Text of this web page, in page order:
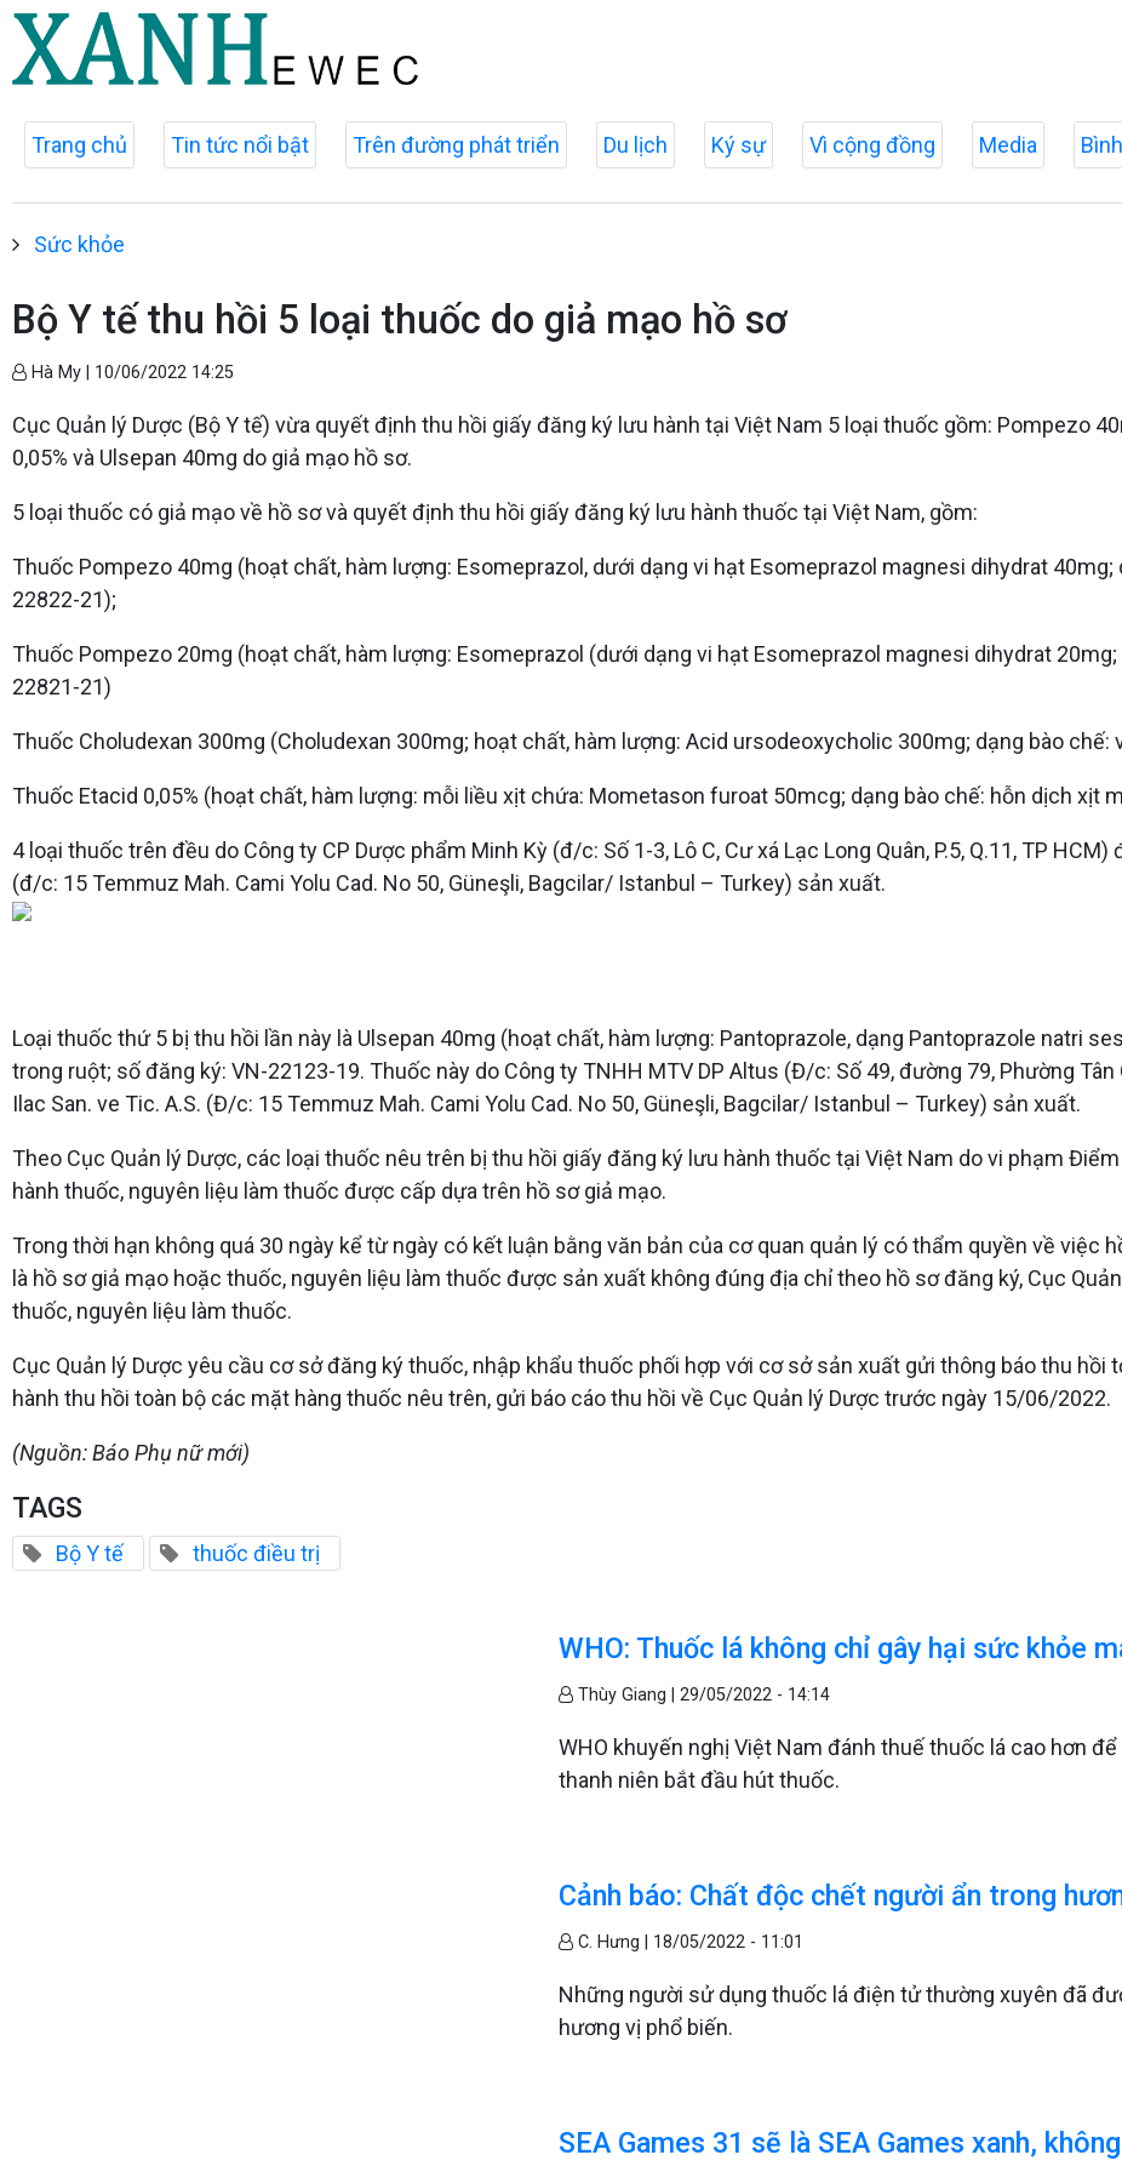
Trang chủ Tin tức nổi bật Trên đường phát triển Du lịch Ký sự Vì cộng đồng Media
Sức khỏe
Bộ Y tế thu hồi 5 loại thuốc do giả mạo hồ sơ
Hà My | 10/06/2022 14:25
Cục Quản lý Dược (Bộ Y tế) vừa quyết định thu hồi giấy đăng ký lưu hành tại Việt Nam 5 loại thuốc gồm: Pompezo
0,05% và Ulsepan 40mg do giả mạo hồ sơ.
5 loại thuốc có giả mạo về hồ sơ và quyết định thu hồi giấy đăng ký lưu hành thuốc tại Việt Nam, gồm:
Thuốc Pompezo 40mg (hoạt chất, hàm lượng: Esomeprazol, dưới dạng vi hạt Esomeprazol magnesi dihydrat
22822-21);
Thuốc Pompezo 20mg (hoạt chất, hàm lượng: Esomeprazol (dưới dạng vi hạt Esomeprazol magnesi dihydrat
22821-21)
Thuốc Choludexan 300mg (Choludexan 300mg; hoạt chất, hàm lượng: Acid ursodeoxycholic 300mg; dạng bào chế:
Thuốc Etacid 0,05% (hoạt chất, hàm lượng: mỗi liều xịt chứa: Mometason furoat 50mcg; dạng bào chế: hỗn dịch xịt
4 loại thuốc trên đều do Công ty CP Dược phẩm Minh Kỳ (đ/c: Số 1-3, Lô C, Cư xá Lạc Long Quân, P.5, Q.11, TP
(đ/c: 15 Temmuz Mah. Cami Yolu Cad. No 50, Güneşli, Bagcilar/ Istanbul – Turkey) sản xuất.
Loại thuốc thứ 5 bị thu hồi lần này là Ulsepan 40mg (hoạt chất, hàm lượng: Pantoprazole, dạng Pantoprazole natri
trong ruột; số đăng ký: VN-22123-19. Thuốc này do Công ty TNHH MTV DP Altus (Đ/c: Số 49, đường 79, Phường Tân
Ilac San. ve Tic. A.S. (Đ/c: 15 Temmuz Mah. Cami Yolu Cad. No 50, Güneşli, Bagcilar/ Istanbul – Turkey) sản xuất.
Theo Cục Quản lý Dược, các loại thuốc nêu trên bị thu hồi giấy đăng ký lưu hành thuốc tại Việt Nam do vi phạm
hành thuốc, nguyên liệu làm thuốc được cấp dựa trên hồ sơ giả mạo.
Trong thời hạn không quá 30 ngày kể từ ngày có kết luận bằng văn bản của cơ quan quản lý có thẩm quyền về việc
là hồ sơ giả mạo hoặc thuốc, nguyên liệu làm thuốc được sản xuất không đúng địa chỉ theo hồ sơ đăng ký, Cục
thuốc, nguyên liệu làm thuốc.
Cục Quản lý Dược yêu cầu cơ sở đăng ký thuốc, nhập khẩu thuốc phối hợp với cơ sở sản xuất gửi thông báo thu hồi
hành thu hồi toàn bộ các mặt hàng thuốc nêu trên, gửi báo cáo thu hồi về Cục Quản lý Dược trước ngày 15/06/2022.
(Nguồn: Báo Phụ nữ mới)
TAGS
Bộ Y tế thuốc điều trị
WHO: Thuốc lá không chỉ gây hại sức khỏe
Thùy Giang |29/05/2022 - 14:14
WHO khuyến nghị Việt Nam đánh thuế thuốc lá cao hơn
thanh niên bắt đầu hút thuốc.
Cảnh báo: Chất độc chết người ẩn trong
C. Hưng | 18/05/2022 - 11:01
Những người sử dụng thuốc lá điện tử thường xuyên đã
hương vị phổ biến.
SEA Games 31 sẽ là SEA Games xanh,